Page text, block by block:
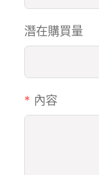
潛在購買量
內容